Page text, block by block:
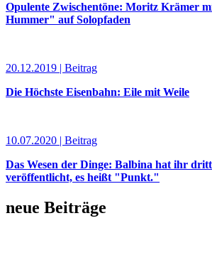
Opulente Zwischentöne: Moritz Krämer
Hummer" auf Solopfaden
20.12.2019 | Beitrag
Die Höchste Eisenbahn: Eile mit Weile
10.07.2020 | Beitrag
Das Wesen der Dinge: Balbina hat ihr
veröffentlicht, es heißt "Punkt."
neue Beiträge